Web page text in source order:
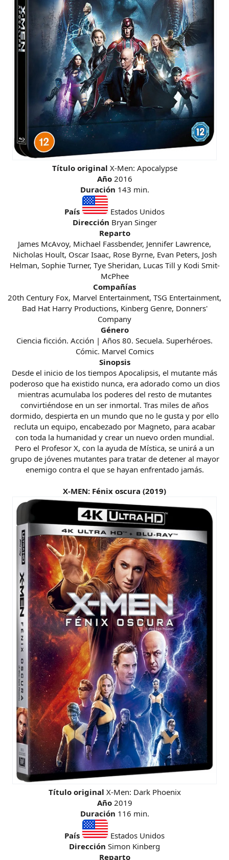
Título original X-Men: Apocalypse
Año 2016
Duración 143 min.
País
Estados Unidos
Dirección Bryan Singer
Reparto
James McAvoy, Michael Fassbender, Jennifer Lawrence,
Nicholas Hoult, Oscar Isaac, Rose Byrne, Evan Peters, Josh
Helman, Sophie Turner, Tye Sheridan, Lucas Till y Kodi Smit-
McPhee
Compañías
20th Century Fox, Marvel Entertainment, TSG Entertainment,
Bad Hat Harry Productions, Kinberg Genre, Donners'
Company
Género
Ciencia ficción. Acción | Años 80. Secuela. Superhéroes.
Cómic. Marvel Comics
Sinopsis
Desde el inicio de los tiempos Apocalipsis, el mutante más
poderoso que ha existido nunca, era adorado como un dios
mientras acumulaba los poderes del resto de mutantes
convirtiéndose en un ser inmortal. Tras miles de años
dormido, despierta en un mundo que no le gusta y por ello
recluta un equipo, encabezado por Magneto, para acabar
con toda la humanidad y crear un nuevo orden mundial.
Pero el Profesor X, con la ayuda de Mística, se unirá a un
grupo de jóvenes mutantes para tratar de detener al mayor
enemigo contra el que se hayan enfrentado jamás.
X-MEN: Fénix oscura (2019)
Título original X-Men: Dark Phoenix
Año2019
Duración 116 min.
País
Estados Unidos
Dirección Simon Kinberg
Reparto